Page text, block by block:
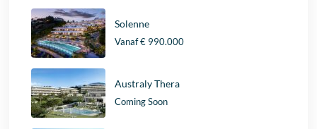
Solenne
Vanaf€ 990.000
Australy Thera
Coming Soon